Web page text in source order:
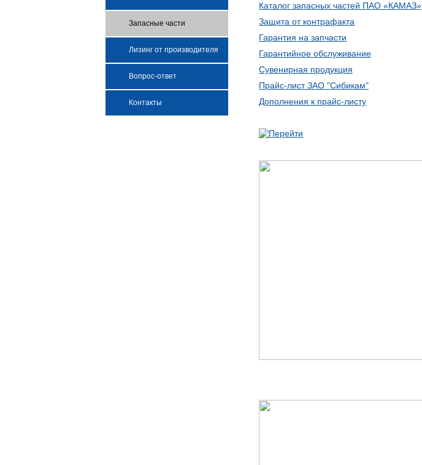
Запасные части
Лизинг от производителя
Вопрос-ответ
Контакты
Каталог запасных частей ПАО «КАМАЗ»
Защита от контрафакта
Гарантия на запчасти
Гарантийное обслуживание
Сувенирная продукция
Прайс-лист ЗАО "Сибикам"
Дополнения к прайс-листу